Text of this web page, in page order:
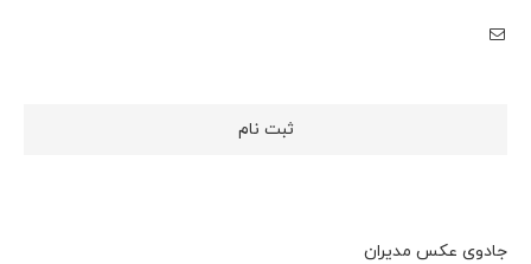
جادوی عکس مدیران